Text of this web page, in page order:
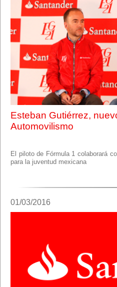
Esteban Gutiérrez,
Automovilismo
El piloto de Fórmula 1 colaborará
para la juventud mexicana
01/03/2016